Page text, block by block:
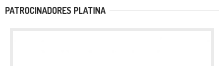
PATROCINADORES PLATINA